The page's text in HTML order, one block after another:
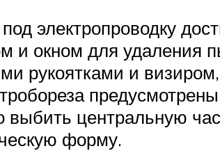
электропроводку
и окном для удаления
рукоятками и
центральную
форму.